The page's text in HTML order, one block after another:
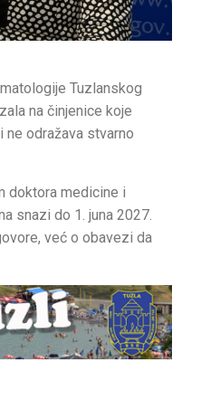
Tuzlanskog
na činjenice koje
odražava stvarno
doktora medicine i
snazi do 1. juna 2027.
već o obavezi da